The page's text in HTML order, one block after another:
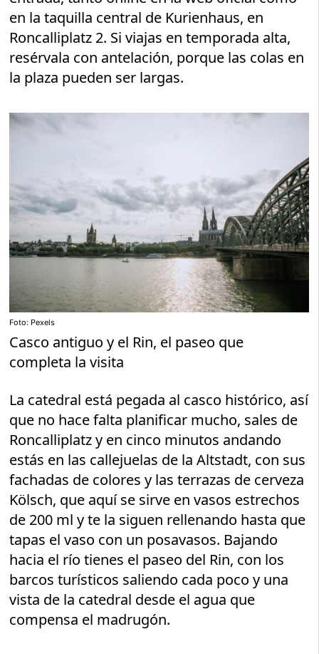
en la taquilla central de Kurienhaus, en
Roncalliplatz 2. Si viajas en temporada alta,
resérvala con antelación, porque las colas en
la plaza pueden ser largas.
Foto: Pexels
Casco antiguo y el Rin, el paseo que
completa la visita
La catedral está pegada al casco histórico, así
que no hace falta planificar mucho, sales de
Roncalliplatz y en cinco minutos andando
estás en las callejuelas de la Altstadt, con sus
fachadas de colores y las terrazas de cerveza
Kölsch, que aquí se sirve en vasos estrechos
de 200 ml y te la siguen rellenando hasta que
tapas el vaso con un posavasos. Bajando
hacia el río tienes el paseo del Rin, con los
barcos turísticos saliendo cada poco y una
vista de la catedral desde el agua que
compensa el madrugón.